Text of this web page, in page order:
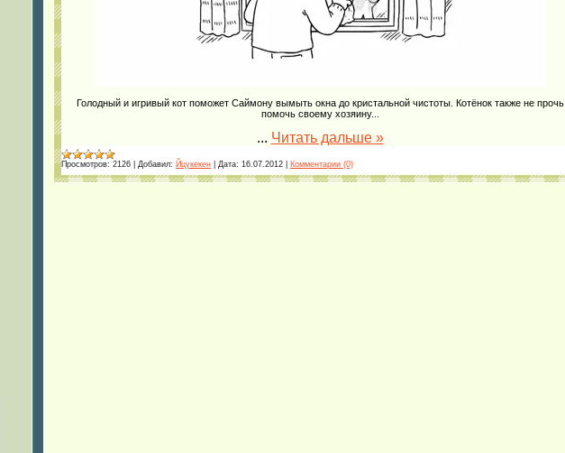
Голодный и игривый кот поможет Саймону вымыть окна до кристальной чистоты. Котёнок также не прочь
помочь своему хозяину...
... Читать дальше »
Просмотров: 2126 Добавил: Йцукекен Дата: 16.07.2012 Комментарии (0)